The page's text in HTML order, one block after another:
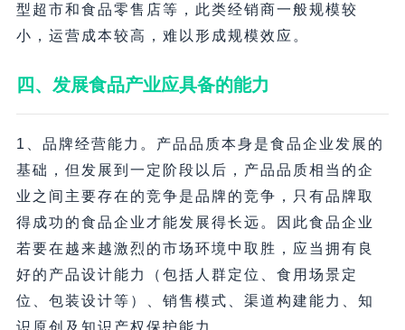
型超市和食品零售店等，此类经销商一般规模较
小，运营成本较高，难以形成规模效应。
四、发展食品产业应具备的能力
1、品牌经营能力。产品品质本身是食品企业发展的
基础，但发展到一定阶段以后，产品品质相当的企
业之间主要存在的竞争是品牌的竞争，只有品牌取
得成功的食品企业才能发展得长远。因此食品企业
若要在越来越激烈的市场环境中取胜，应当拥有良
好的产品设计能力（包括人群定位、食用场景定
位、包装设计等）、销售模式、渠道构建能力、知
识原创及知识产权保护能力。